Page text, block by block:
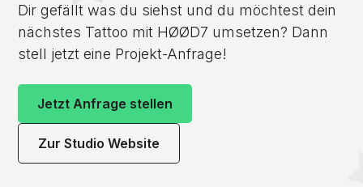
Dir gefällt was du siehst und du möchtest dein
nächstes Tattoo mit HØØD7 umsetzen? Dann
stell jetzt eine Projekt-Anfrage!
Jetzt Anfrage stellen
Zur Studio Website